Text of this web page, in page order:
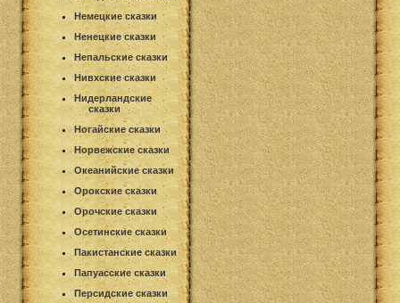
Немецкие сказки
Ненецкие сказки
Непальские сказки
Нивхские сказки
Нидерландские
сказки
Ногайские сказки
Норвежские сказки
Океанийские сказки
Орокские сказки
Орочские сказки
Осетинские сказки
Пакистанские сказки
Папуасские сказки
Персидские сказки